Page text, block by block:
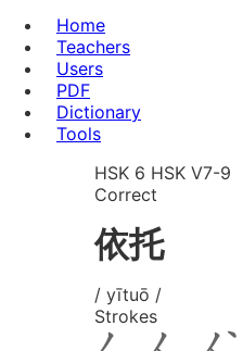
Home
Teachers
Users
PDF
Dictionary
Tools
HSK 6 HSK V7-9
Correct
依托
/ yītuō /
Strokes